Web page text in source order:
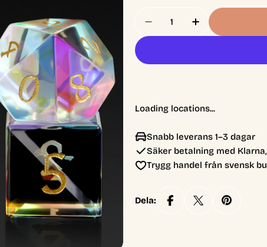
Minska Antal För A
Öka Antal För
Loading locations...
Snabb leverans 1–3 dagar
Säker betalning med
Trygg handel från svensk
Dela: